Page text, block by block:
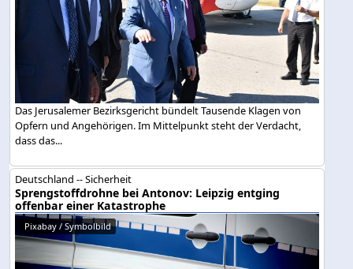
Das Jerusalemer Bezirksgericht bündelt Tausende Klagen von
Opfern und Angehörigen. Im Mittelpunkt steht der Verdacht,
dass das...
Deutschland -- Sicherheit
Sprengstoffdrohne bei Antonov: Leipzig entging
offenbar einer Katastrophe
Pixabay / Symbolbild